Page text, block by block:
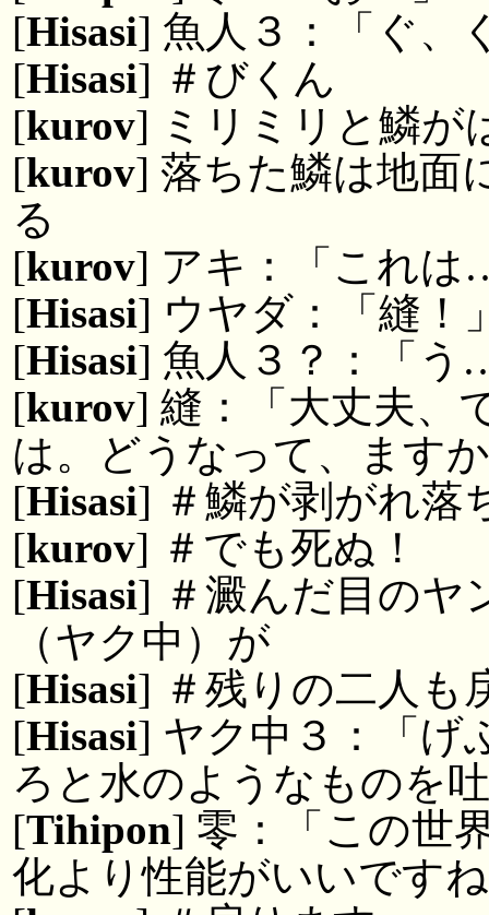
[Hisasi] 魚人３：「ぐ、
[Hisasi] ＃びくん
[kurov] ミリミリと鱗が
[kurov] 落ちた鱗は地面
る
[kurov] アキ：「これ
[Hisasi] ウヤダ：「縫！
[Hisasi] 魚人３？：「
[kurov] 縫：「大丈夫
は。どうなって、ます
[Hisasi] ＃鱗が剥がれ落
[kurov] ＃でも死ぬ！
[Hisasi] ＃澱んだ目のヤ
（ヤク中）が
[Hisasi] ＃残りの二人も
[Hisasi] ヤク中３：「
ろと水のようなものを
[Tihipon] 零：「この世
化より性能がいいです